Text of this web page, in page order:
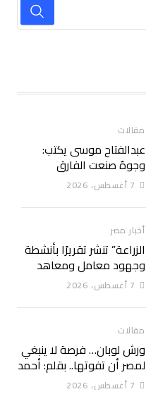
مقالات
عبدالفتاح موسى يكتب:
وجوهٌ صنعت الفارق
7 أغسطس، 2026
أخبار مصر
الزراعة” تنشر تقريرًا بأنشطة
وجهود معامل ومعاهد
“البحوث الزراعية” خلال
الأسبوع الأول من أغسطس
2026
7 أغسطس، 2026
مقالات
ورش لوبان… فرصة لا ينبغي
لمصر أن تفوتها.. بقلم: أحمد
سلام
7 أغسطس، 2026